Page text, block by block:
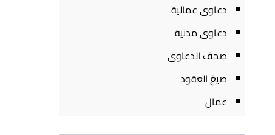
دعاوى عمالية
دعاوى مدنية
صحف الدعاوى
صيغ العقود
عمال